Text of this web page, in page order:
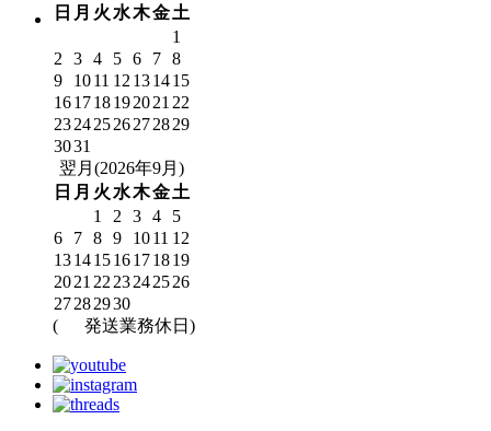
日 月 火 水木金土
1
2
3 4 5 6 7 8
9
1011 12 131415
161718192021 22
23242526272829
3031
翌月(2026年9月)
日 月 火 水木金土
1
2 3 4
5
6
7 8 9 1011 12
13141516171819
2021 22 23242526
27282930
(
発送業務休日)